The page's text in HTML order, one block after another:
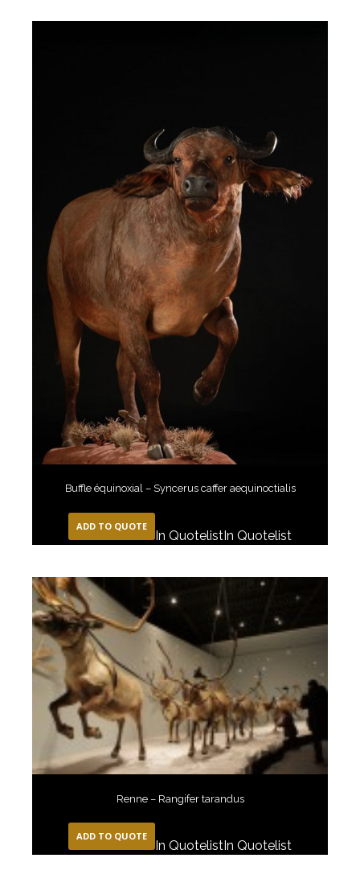
Buffle équinoxial – Syncerus caffer aequinoctialis
ADD TO QUOTE
In QuotelistIn Quotelist
Renne – Rangifer tarandus
ADD TO QUOTE
In QuotelistIn Quotelist